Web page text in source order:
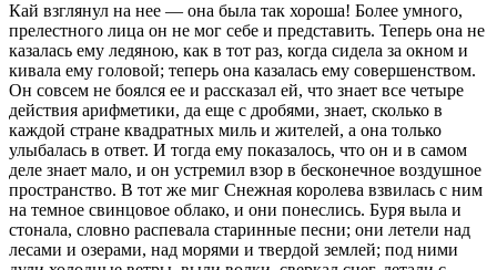
Кай взглянул на нее — она была так хороша! Более умного,
прелестного лица он не мог себе и представить. Теперь она не
казалась ему ледяною, как в тот раз, когда сидела за окном и
кивала ему головой; теперь она казалась ему совершенством.
Он совсем не боялся ее и рассказал ей, что знает все четыре
действия арифметики, да еще с дробями, знает, сколько в
каждой стране квадратных миль и жителей, а она только
улыбалась в ответ. И тогда ему показалось, что он и в самом
деле знает мало, и он устремил взор в бесконечное воздушное
пространство. В тот же миг Снежная королева взвилась с ним
на темное свинцовое облако, и они понеслись. Буря выла и
стонала, словно распевала старинные песни; они летели над
лесами и озерами, над морями и твердой землей; под ними